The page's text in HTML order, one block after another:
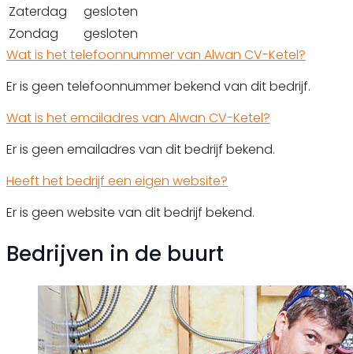
Zaterdag
gesloten
Zondag
gesloten
Wat is het telefoonnummer van Alwan CV-Ketel?
Er is geen telefoonnummer bekend van dit bedrijf.
Wat is het emailadres van Alwan CV-Ketel?
Er is geen emailadres van dit bedrijf bekend.
Heeft het bedrijf een eigen website?
Er is geen website van dit bedrijf bekend.
Bedrijven in de buurt